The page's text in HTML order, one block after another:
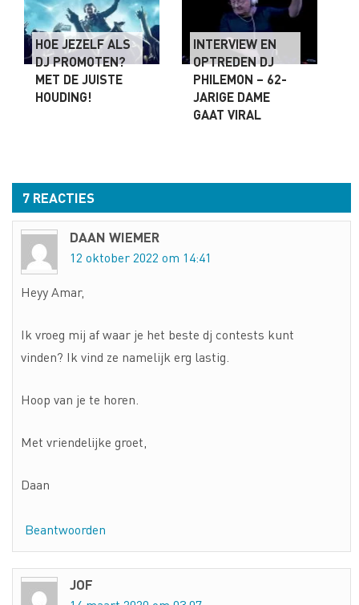
HOE JEZELF ALS
DJ PROMOTEN?
MET DE JUISTE
HOUDING!
INTERVIEW EN
OPTREDEN DJ
PHILEMON – 62-
JARIGE DAME
GAAT VIRAL
7 REACTIES
DAAN WIEMER
12 oktober 2022 om 14:41
Heyy Amar,
Ik vroeg mij af waar je het beste dj contests kunt
vinden? Ik vind ze namelijk erg lastig.
Hoop van je te horen.
Met vriendelijke groet,
Daan
Beantwoorden
JOF